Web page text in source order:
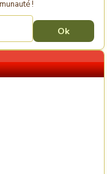
!